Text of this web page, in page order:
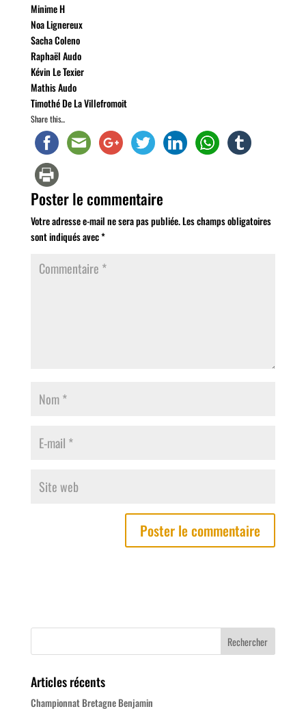
Minime H
Noa Lignereux
Sacha Coleno
Raphaël Audo
Kévin Le Texier
Mathis Audo
Timothé De La Villefromoit
Share this...
Poster le commentaire
Votre adresse e-mail ne sera pas publiée.Les champs obligatoires
sont indiqués avec*
Articles récents
Championnat Bretagne Benjamin